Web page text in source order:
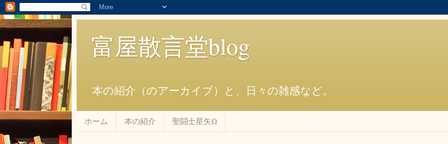
富屋散言堂blog
本の紹介（のアーカイブ）と、日々の雑感など。
ホーム 本の紹介 聖闘士星矢Ω